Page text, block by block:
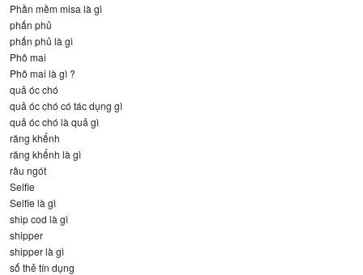
Phần mềm misa là gì
phấn phủ
phấn phủ là gì
Phô mai
Phô mai là gì ?
quả óc chó
quả óc chó có tác dụng gì
quả óc chó là quả gì
răng khểnh
răng khểnh là gì
râu ngót
Selfie
Selfie là gì
ship cod là gì
shipper
shipper là gì
số thẻ tín dụng